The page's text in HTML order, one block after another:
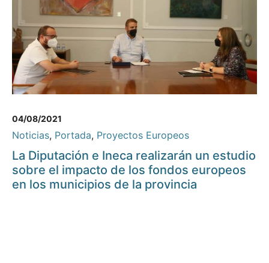
04/08/2021
Noticias, Portada, Proyectos Europeos
La Diputación e Ineca realizarán un estudio
sobre el impacto de los fondos europeos
en los municipios de la provincia